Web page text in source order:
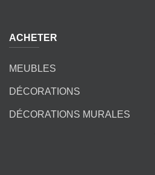
ACHETER
MEUBLES
DÉCORATIONS
DÉCORATIONS MURALES